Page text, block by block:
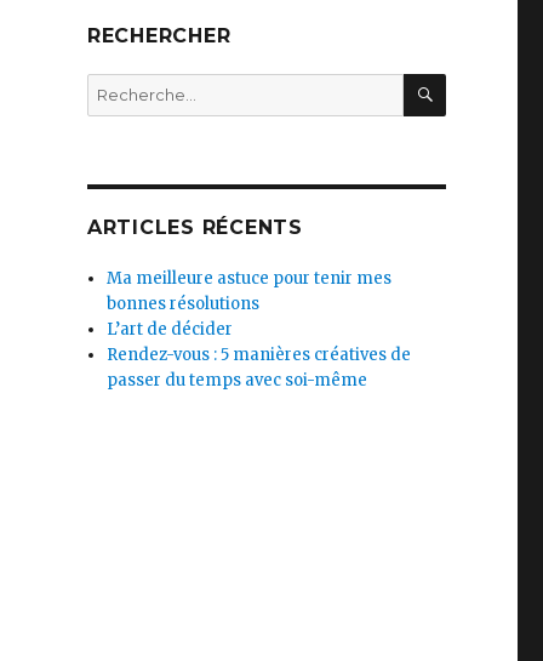
RECHERCHER
Recherche
pour :
ARTICLES RÉCENTS
Ma meilleure astuce pour tenir mes
bonnes résolutions
L’art de décider
Rendez-vous : 5 manières créatives de
passer du temps avec soi-même